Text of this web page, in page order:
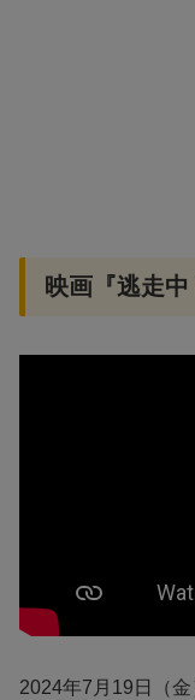
映画『逃走
2024年7月19日（